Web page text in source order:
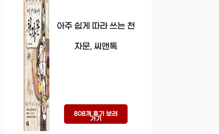
아주 쉽게 따라 쓰는 천
자문, 씨앤톡
808개 후기 보러
가기